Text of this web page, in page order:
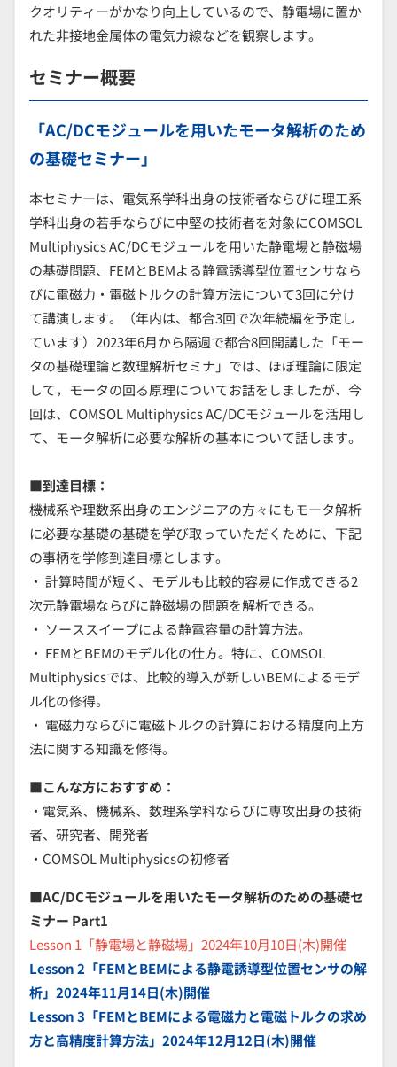
クオリティーがかなり向上しているので、静電場に置か
れた非接地金属体の電気力線などを観察します。
セミナー概要
「AC/DCモジュールを用いたモータ解析のため
の基礎セミナー」
本セミナーは、電気系学科出身の技術者ならびに理工系
学科出身の若手ならびに中堅の技術者を対象にCOMSOL
Multiphysics AC/DCモジュールを用いた静電場と静磁場
の基礎問題、FEMとBEMよる静電誘導型位置センサなら
びに電磁力・電磁トルクの計算方法について3回に分け
て講演します。（年内は、都合3回で次年続編を予定し
ています）2023年6月から隔週で都合8回開講した「モー
タの基礎理論と数理解析セミナ」では、ほぼ理論に限定
して，モータの回る原理についてお話をしましたが、今
回は、COMSOL Multiphysics AC/DCモジュールを活用し
て、モータ解析に必要な解析の基本について話します。
■到達目標：
機械系や理数系出身のエンジニアの方々にもモータ解析
に必要な基礎の基礎を学び取っていただくために、下記
の事柄を学修到達目標とします。
・ 計算時間が短く、モデルも比較的容易に作成できる2
次元静電場ならびに静磁場の問題を解析できる。
・ ソーススイープによる静電容量の計算方法。
・ FEMとBEMのモデル化の仕方。特に、COMSOL
Multiphysicsでは、比較的導入が新しいBEMによるモデ
ル化の修得。
・ 電磁力ならびに電磁トルクの計算における精度向上方
法に関する知識を修得。
■こんな方におすすめ：
・電気系、機械系、数理系学科ならびに専攻出身の技術
者、研究者、開発者
・COMSOL Multiphysicsの初修者
■AC/DCモジュールを用いたモータ解析のための基礎セ
ミナー Part1
Lesson 1「静電場と静磁場」2024年10月10日(木)開催
Lesson 2「FEMとBEMによる静電誘導型位置センサの解
析」2024年11月14日(木)開催
Lesson 3「FEMとBEMによる電磁力と電磁トルクの求め
方と高精度計算方法」2024年12月12日(木)開催